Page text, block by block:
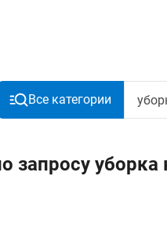
Все категории
запросу